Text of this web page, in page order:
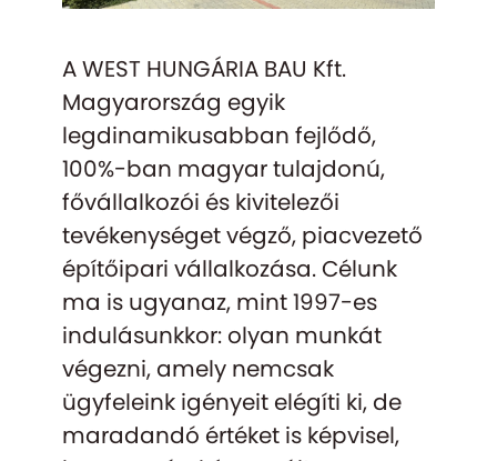
A WEST HUNGÁRIA BAU Kft.
Magyarország egyik
legdinamikusabban fejlődő,
100%-ban magyar tulajdonú,
fővállalkozói és kivitelezői
tevékenységet végző, piacvezető
építőipari vállalkozása. Célunk
ma is ugyanaz, mint 1997-es
indulásunkkor: olyan munkát
végezni, amely nemcsak
ügyfeleink igényeit elégíti ki, de
maradandó értéket is képvisel,